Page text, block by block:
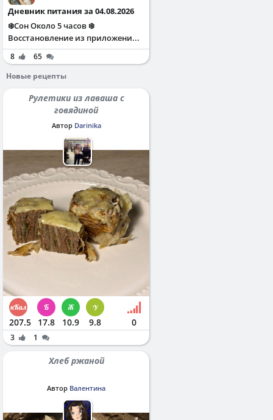
Дневник питания за 04.08.2026
❄️Сон Около 5 часов ❄️
Восстановление из приложени...
8
65
Новые рецепты
Рулетики из лаваша с
говядиной
Автор Darinika
207.5 17.8 10.9 9.8 0
3 1
Хлеб ржаной
Автор Валентина